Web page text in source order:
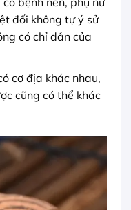
đối không tự ý sử
có chỉ dẫn của
cơ địa khác nhau,
cũng có thể khác